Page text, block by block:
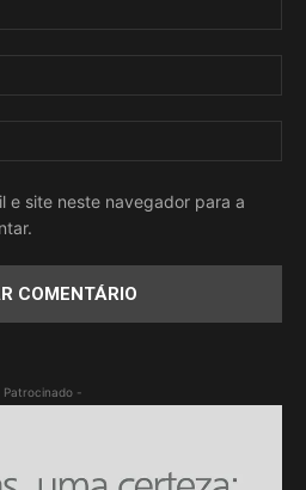
e site neste navegador para a
Patrocinado -